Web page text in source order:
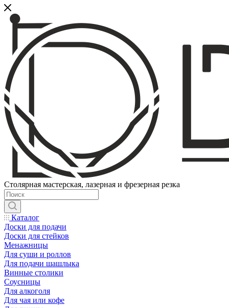
Столярная мастерская, лазерная и фрезерная резка
Каталог
Доски для подачи
Доски для стейков
Менажницы
Для суши и роллов
Для подачи шашлыка
Винные столики
Соусницы
Для алкоголя
Для чая или кофе